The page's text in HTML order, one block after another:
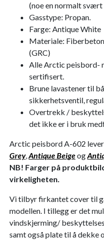
(noe en normalt svært
Gasstype: Propan.
Farge: Antique White
Materiale:
(GRC)
Alle Arctic peisbord-
sertifisert.
Brune lavastener til
sikkerhetsventil,
Overtrekk /
det ikke er i bruk
Arctic peisbord A-602
Grey,Antique Beigeog
NB! Farger på
virkeligheten.
Vi tilbyr firkantet cover til
modellen. I tillegg er det
vindskjerming/
samt også plate til å dekke